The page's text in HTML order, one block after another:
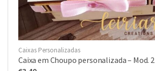
Caixas Personalizadas
Caixa em Choupo personalizada – Mod. 2